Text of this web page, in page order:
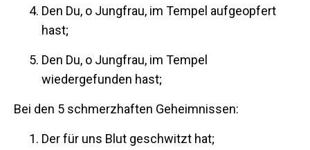
Den Du, o Jungfrau, im Tempel aufgeopfert
hast;
Den Du, o Jungfrau, im Tempel
wiedergefunden hast;
Bei den 5 schmerzhaften Geheimnissen:
Der für uns Blut geschwitzt hat;